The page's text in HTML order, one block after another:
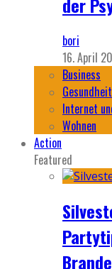
der
bori
16. April
Business
Gesundheit
Internet
Wohnen
Action
Featured